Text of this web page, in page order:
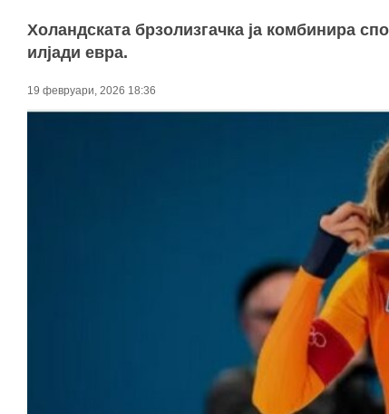
Холандската брзолизгачка ја комбинира
илјади евра.
19 февруари, 2026 18:36